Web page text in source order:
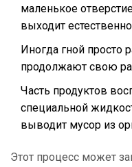
маленькое
выходит
Иногда гной просто
продолжают свою
Часть продуктов
специальной
выводит мусор из
Этот процесс может